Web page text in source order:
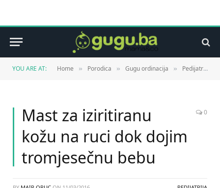
YOU ARE AT: Home » Porodica » Gugu ordinacija » Pedijatrija
Mast za iziritiranu
kožu na ruci dok dojim
tromjesečnu bebu
0